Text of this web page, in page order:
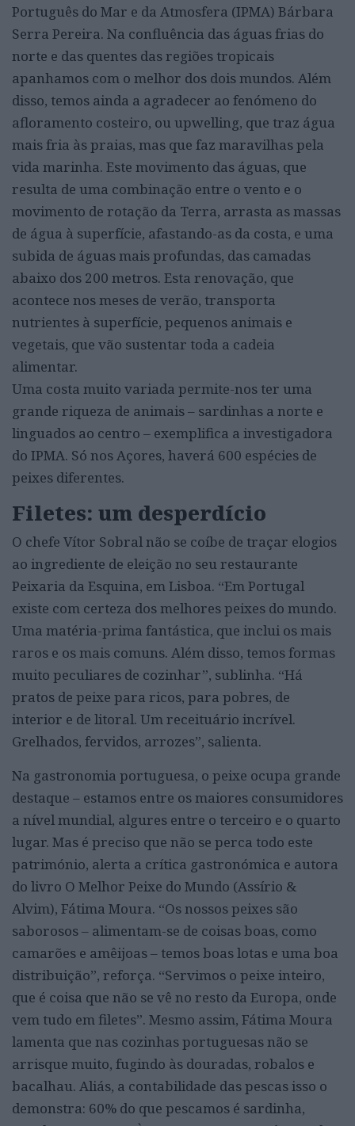
Português do Mar e da Atmosfera (IPMA) Bárbara
Serra Pereira. Na confluência das águas frias do
norte e das quentes das regiões tropicais
apanhamos com o melhor dos dois mundos. Além
disso, temos ainda a agradecer ao fenómeno do
afloramento costeiro, ou upwelling, que traz água
mais fria às praias, mas que faz maravilhas pela
vida marinha. Este movimento das águas, que
resulta de uma combinação entre o vento e o
movimento de rotação da Terra, arrasta as massas
de água à superfície, afastando-as da costa, e uma
subida de águas mais profundas, das camadas
abaixo dos 200 metros. Esta renovação, que
acontece nos meses de verão, transporta
nutrientes à superfície, pequenos animais e
vegetais, que vão sustentar toda a cadeia
alimentar.
Uma costa muito variada permite-nos ter uma
grande riqueza de animais – sardinhas a norte e
linguados ao centro – exemplifica a investigadora
do IPMA. Só nos Açores, haverá 600 espécies de
peixes diferentes.
Filetes: um desperdício
O chefe Vítor Sobral não se coíbe de traçar elogios
ao ingrediente de eleição no seu restaurante
Peixaria da Esquina, em Lisboa. “Em Portugal
existe com certeza dos melhores peixes do mundo.
Uma matéria-prima fantástica, que inclui os mais
raros e os mais comuns. Além disso, temos formas
muito peculiares de cozinhar”, sublinha. “Há
pratos de peixe para ricos, para pobres, de
interior e de litoral. Um receituário incrível.
Grelhados, fervidos, arrozes”, salienta.
Na gastronomia portuguesa, o peixe ocupa grande
destaque – estamos entre os maiores consumidores
a nível mundial, algures entre o terceiro e o quarto
lugar. Mas é preciso que não se perca todo este
património, alerta a crítica gastronómica e autora
do livro O Melhor Peixe do Mundo (Assírio &
Alvim), Fátima Moura. “Os nossos peixes são
saborosos – alimentam-se de coisas boas, como
camarões e amêijoas – temos boas lotas e uma boa
distribuição”, reforça. “Servimos o peixe inteiro,
que é coisa que não se vê no resto da Europa, onde
vem tudo em filetes”. Mesmo assim, Fátima Moura
lamenta que nas cozinhas portuguesas não se
arrisque muito, fugindo às douradas, robalos e
bacalhau. Aliás, a contabilidade das pescas isso o
demonstra: 60% do que pescamos é sardinha,